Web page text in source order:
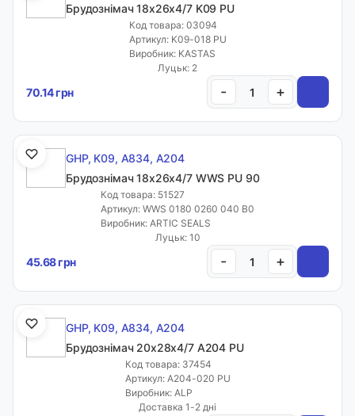
Брудознімач 18х26х4/7 K09 PU
Код товара: 03094
Артикул: K09-018 PU
Виробник: KASTAS
Луцьк: 2
70.14 грн - +
GHP, K09, A834, A204
Брудознімач 18х26х4/7 WWS PU 90
Код товара: 51527
Артикул: WWS 0180 0260 040 B0
Виробник: ARTIC SEALS
Луцьк: 10
45.68 грн - +
GHP, K09, A834, A204
Брудознімач 20х28х4/7 A204 PU
Код товара: 37454
Артикул: A204-020 PU
Виробник: ALP
Доставка 1-2 дні